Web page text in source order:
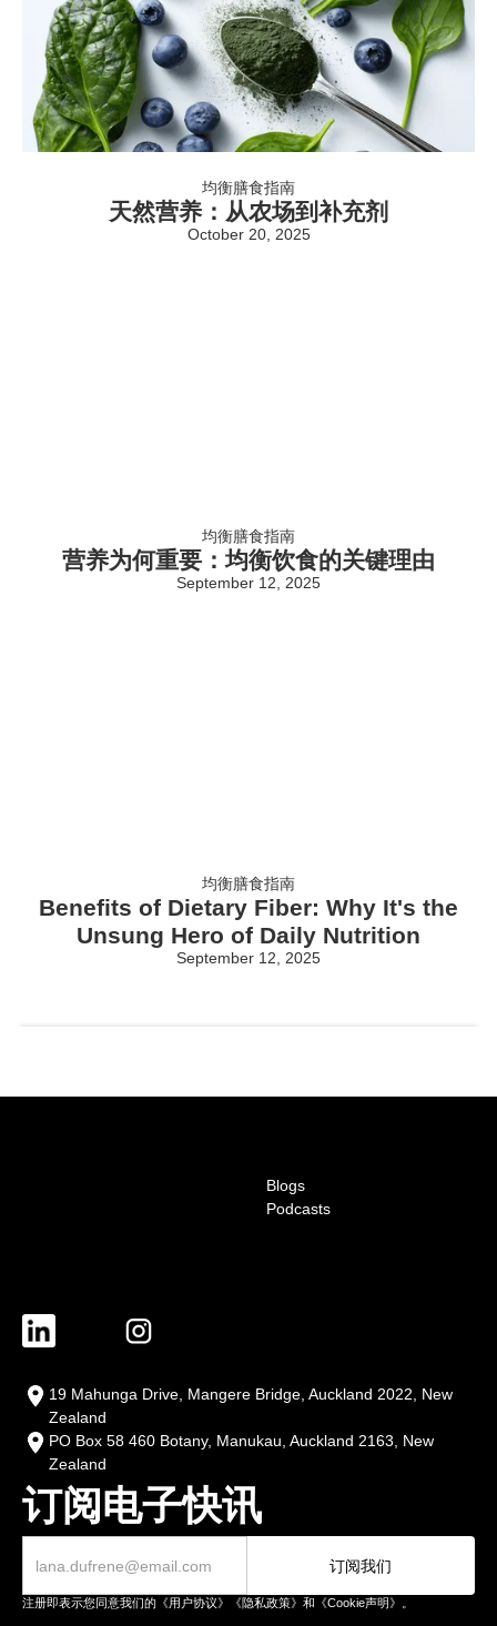
均衡膳食指南
天然营养：从农场到补充剂
October 20, 2025
均衡膳食指南
营养为何重要：均衡饮食的关键理由
September 12, 2025
均衡膳食指南
Benefits of Dietary Fiber: Why It's the
Unsung Hero of Daily Nutrition
September 12, 2025
Blogs
Podcasts
19 Mahunga Drive, Mangere Bridge, Auckland 2022, New
Zealand
PO Box 58 460 Botany, Manukau, Auckland 2163, New
Zealand
订阅电子快讯
注册即表示您同意我们的《用户协议》《隐私政策》和《Cookie声明》。